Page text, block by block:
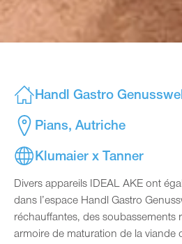
Handl Gastro
Pians, Autriche
Klumaier x Tanner
Divers appareils IDEAL AKE ont
dans l’espace Handl Gastro
réchauffantes, des soubassements
armoire de maturation de la viande